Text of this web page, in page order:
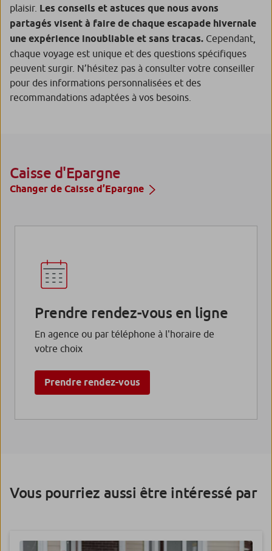
plaisir. Les conseils et astuces que nous avons
partagés visent à faire de chaque escapade hivernale
une expérience inoubliable et sans tracas. Cependant,
chaque voyage est unique et des questions spécifiques
peuvent surgir. N’hésitez pas à consulter votre conseiller
pour des informations personnalisées et des
recommandations adaptées à vos besoins.
Caisse d'Epargne
Changer de Caisse d’Epargne
Prendre rendez-vous en ligne
En agence ou par téléphone à l'horaire de
votre choix
Prendre rendez-vous
Vous pourriez aussi être intéressé par